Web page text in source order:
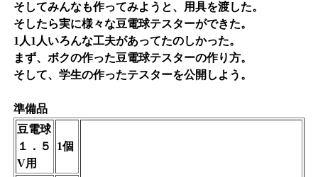
そしてみんなも作ってみようと、用具を渡した。
そしたら実に様々な豆電球テスターができた。
1人1人いろんな工夫があってたのしかった。
まず、ボクの作った豆電球テスターの作り方。
そして、学生の作ったテスターを公開しよう。
準備品
豆電球
１．５
V用
1個